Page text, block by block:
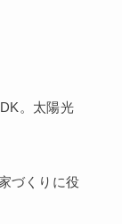
。太陽光
づくりに役